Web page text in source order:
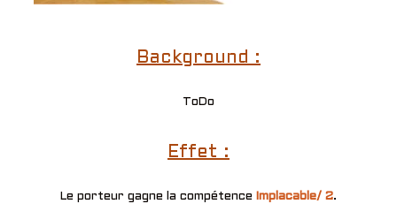
Background :
ToDo
Effet :
Le porteur gagne la compétence Implacable/ 2.